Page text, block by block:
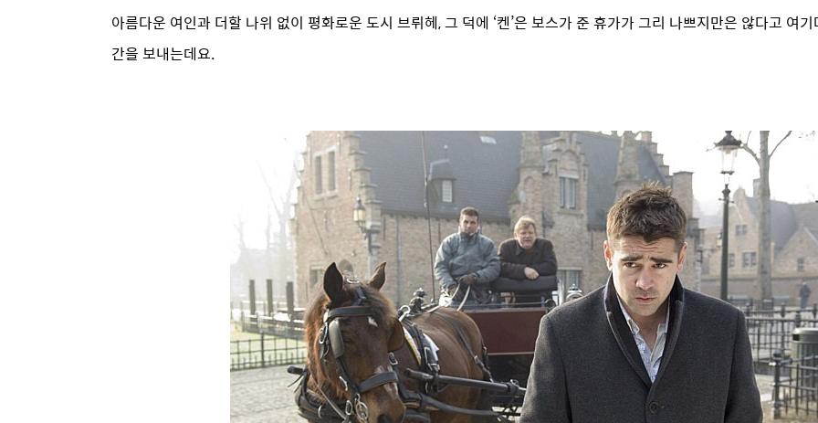
아름다운 여인과 더할 나위 없이 평화로운 도시 브뤼헤, 그 덕에 ‘켄’은 보스가 준 휴가가 그리 나쁘지만은 않다고 여
간을 보내는데요.